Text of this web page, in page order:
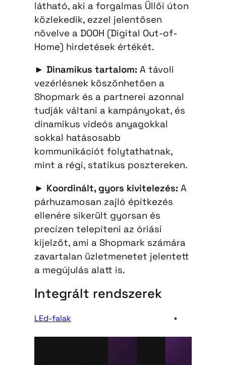
látható, aki a forgalmas Üllői úton
közlekedik, ezzel jelentősen
növelve a DOOH (Digital Out-of-
Home) hirdetések értékét.
► Dinamikus tartalom: A távoli
vezérlésnek köszönhetően a
Shopmark és a partnerei azonnal
tudják váltani a kampányokat, és
dinamikus videós anyagokkal
sokkal hatásosabb
kommunikációt folytathatnak,
mint a régi, statikus posztereken.
► Koordinált, gyors kivitelezés: A
párhuzamosan zajló építkezés
ellenére sikerült gyorsan és
precízen telepíteni az óriási
kijelzőt, ami a Shopmark számára
zavartalan üzletmenetet jelentett
a megújulás alatt is.
Integrált rendszerek
LEd-falak